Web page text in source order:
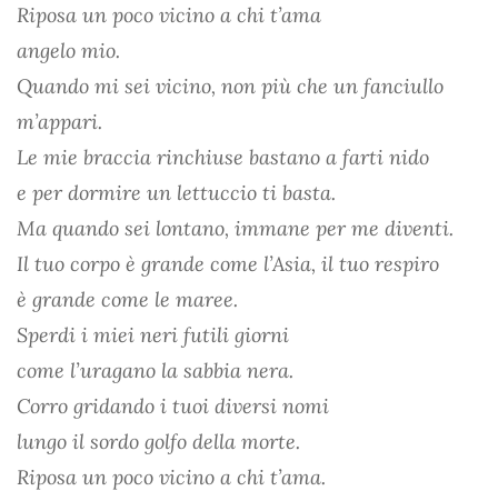
Riposa un poco vicino a chi t’ama
angelo mio.
Quando mi sei vicino, non più che un fanciullo
m’appari.
Le mie braccia rinchiuse bastano a farti nido
e per dormire un lettuccio ti basta.
Ma quando sei lontano, immane per me diventi.
Il tuo corpo è grande come l’Asia, il tuo respiro
è grande come le maree.
Sperdi i miei neri futili giorni
come l’uragano la sabbia nera.
Corro gridando i tuoi diversi nomi
lungo il sordo golfo della morte.
Riposa un poco vicino a chi t’ama.